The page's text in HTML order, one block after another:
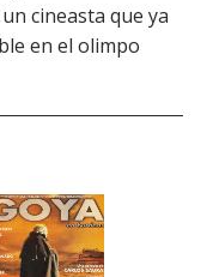
cineasta que ya
en el olimpo